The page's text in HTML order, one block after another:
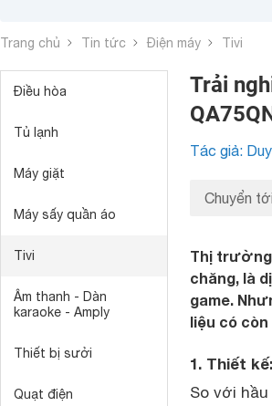
Trang chủ Tin tức Điện máy Tivi
Điều hòa
Tủ lạnh
Máy giặt
Máy sấy quần áo
Tivi
Âm thanh - Dàn
karaoke - Amply
Thiết bị sưởi
Quạt điện
Trải
Tác giả:
Chuyển
Thị trường
chăng, là
game.
liệu có còn
1. Thiết
So với